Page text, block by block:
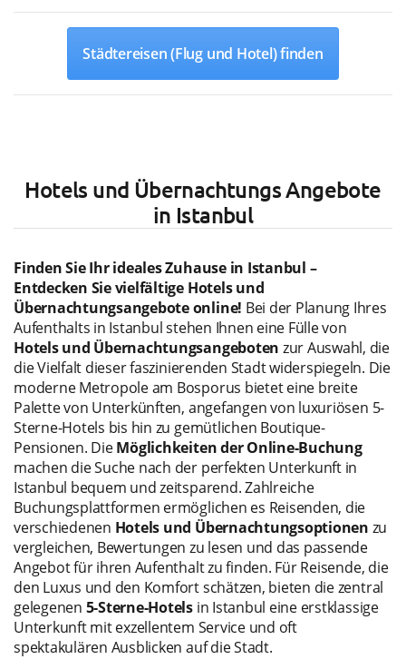
Städtereisen (Flug und Hotel) finden
Hotels und Übernachtungs Angebote
in Istanbul
Finden Sie Ihr ideales Zuhause in Istanbul –
Entdecken Sie vielfältige Hotels und
Übernachtungsangebote online! Bei der Planung Ihres
Aufenthalts in Istanbul stehen Ihnen eine Fülle von
Hotels und Übernachtungsangeboten zur Auswahl, die
die Vielfalt dieser faszinierenden Stadt widerspiegeln. Die
moderne Metropole am Bosporus bietet eine breite
Palette von Unterkünften, angefangen von luxuriösen 5-
Sterne-Hotels bis hin zu gemütlichen Boutique-
Pensionen. DieMöglichkeiten der Online-Buchung
machen die Suche nach der perfekten Unterkunft in
Istanbul bequem und zeitsparend. Zahlreiche
Buchungsplattformen ermöglichen es Reisenden, die
verschiedenen Hotels und Übernachtungsoptionen zu
vergleichen, Bewertungen zu lesen und das passende
Angebot für ihren Aufenthalt zu finden. Für Reisende, die
den Luxus und den Komfort schätzen, bieten die zentral
gelegenen 5-Sterne-Hotels in Istanbul eine erstklassige
Unterkunft mit exzellentem Service und oft
spektakulären Ausblicken auf die Stadt.